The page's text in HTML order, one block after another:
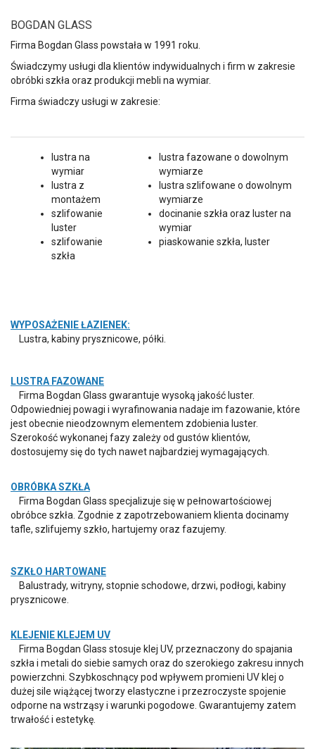
BOGDAN GLASS
Firma Bogdan Glass powstała w 1991 roku.
Świadczymy usługi dla klientów indywidualnych i firm w zakresie
obróbki szkła oraz produkcji mebli na wymiar.
Firma świadczy usługi w zakresie:
lustra na
wymiar
lustra z
montażem
szlifowanie
luster
szlifowanie
szkła
lustra fazowane o dowolnym
wymiarze
lustra szlifowane o dowolnym
wymiarze
docinanie szkła oraz luster na
wymiar
piaskowanie szkła, luster
WYPOSAŻENIE ŁAZIENEK:
Lustra, kabiny prysznicowe, półki.
LUSTRA FAZOWANE
Firma Bogdan Glass gwarantuje wysoką jakość luster.
Odpowiedniej powagi i wyrafinowania nadaje im fazowanie, które
jest obecnie nieodzownym elementem zdobienia luster.
Szerokość wykonanej fazy zależy od gustów klientów,
dostosujemy się do tych nawet najbardziej wymagających.
OBRÓBKA SZKŁA
Firma Bogdan Glass specjalizuje się w pełnowartościowej
obróbce szkła. Zgodnie z zapotrzebowaniem klienta docinamy
tafle, szlifujemy szkło, hartujemy oraz fazujemy.
SZKŁO HARTOWANE
Balustrady, witryny, stopnie schodowe, drzwi, podłogi, kabiny
prysznicowe.
KLEJENIE KLEJEM UV
Firma Bogdan Glass stosuje klej UV, przeznaczony do spajania
szkła i metali do siebie samych oraz do szerokiego zakresu innych
powierzchni. Szybkoschnący pod wpływem promieni UV klej o
dużej sile wiążącej tworzy elastyczne i przezroczyste spojenie
odporne na wstrząsy i warunki pogodowe. Gwarantujemy zatem
trwałość i estetykę.